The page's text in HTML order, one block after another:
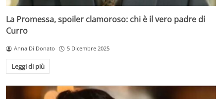
La Promessa, spoiler clamoroso: chi è il vero padre di
Curro
Anna Di Donato 5 Dicembre 2025
Leggi di più